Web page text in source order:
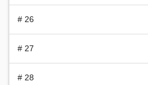
# 26
# 27
# 28